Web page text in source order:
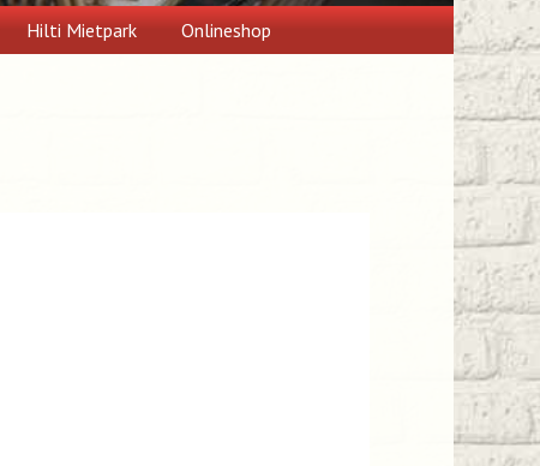
Hilti Mietpark Onlineshop